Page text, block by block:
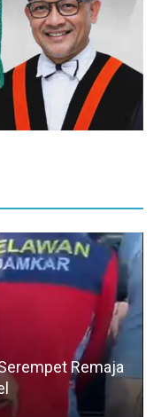
Remaja